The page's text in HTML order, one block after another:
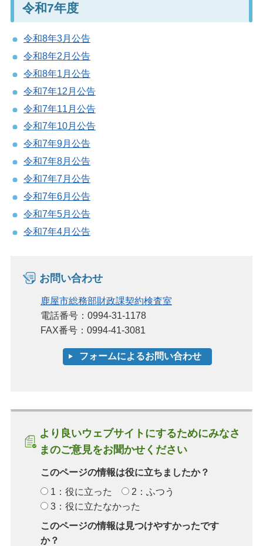
令和7年度
令和8年3月公告
令和8年2月公告
令和8年1月公告
令和7年12月公告
令和7年11月公告
令和7年10月公告
令和7年9月公告
令和7年8月公告
令和7年7月公告
令和7年6月公告
令和7年5月公告
令和7年4月公告
お問い合わせ
鹿屋市総務部財政課契約検査室
電話番号：0994-31-1178
FAX番号：0994-41-3081
より良いウェブサイトにするためにみなさ
まのご意見をお聞かせください
このページの情報は役に立ちましたか？
1：役に立った
2：ふつう
3：役に立たなかった
このページの情報は見つけやすかったです
か？